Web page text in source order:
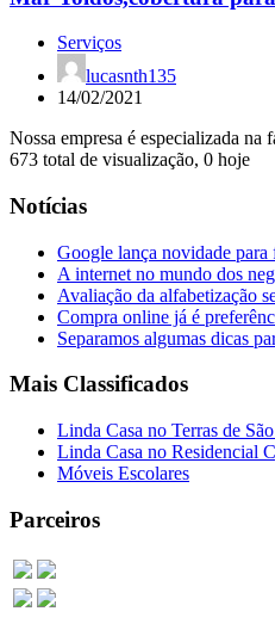
Serviços
lucasnth135
14/02/2021
Nossa empresa é especializada
673 total de visualização, 0 hoje
Notícias
Google lança novidade
A internet no mundo dos
Avaliação da alfabetização
Compra online já é
Separamos algumas dicas
Mais Classificados
Linda Casa no Terras de
Linda Casa no Residencial
Móveis Escolares
Parceiros